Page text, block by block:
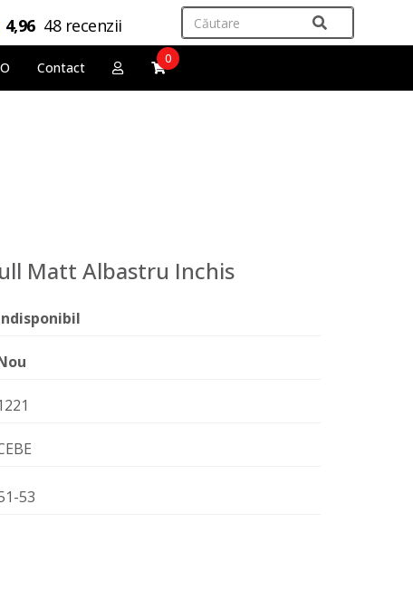
4,96 48 recenzii
Contact
0
Matt Albastru Inchis
53